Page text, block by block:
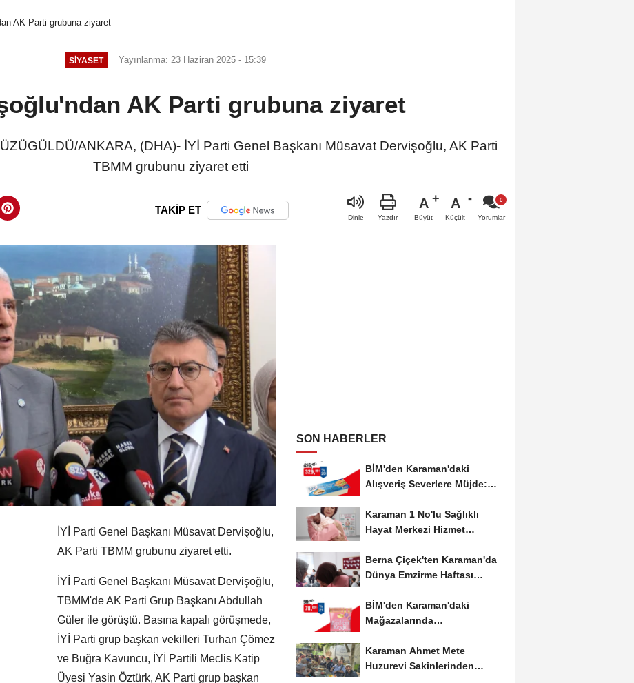
AK Parti grubuna ziyaret
SIYASET Yayınlanma: 23 Haziran 2025 - 15:39
AK Parti grubuna ziyaret
ANKARA, (DHA)- İYİ Parti Genel Başkanı Müsavat Dervişoğlu, AK Parti
TBMM grubunu ziyaret etti
TAKİP ET
Dinle Yazdır
A
Büyüt
A
Küçült Yorumlar
İYİ Parti Genel Başkanı Müsavat Dervişoğlu,
AK Parti TBMM grubunu ziyaret etti.
İYİ Parti Genel Başkanı Müsavat Dervişoğlu,
TBMM'de AK Parti Grup Başkanı Abdullah
Güler ile görüştü. Basına kapalı görüşmede,
İYİ Parti grup başkan vekilleri Turhan Çömez
ve Buğra Kavuncu, İYİ Partili Meclis Katip
Üyesi Yasin Öztürk, AK Parti grup başkan
SON HABERLER
BİM'den Karaman'daki
Alışveriş Severlere Müjde:
Karaman 1 No'lu Sağlıklı
Hayat Merkezi Hizmet
Berna Çiçek'ten Karaman'da
Dünya Emzirme Haftası
BİM'den Karaman'daki
Mağazalarında
Karaman Ahmet Mete
Huzurevi Sakinlerinden